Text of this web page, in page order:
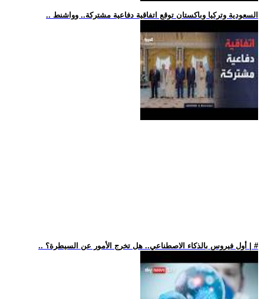
.. السعودية وتركيا وباكستان توقع اتفاقية دفاعية مشتركة.. وواشنط
.. أول فيروس بالذكاء الاصطناعي.. هل تخرج الأمور عن السيطرة؟ | #